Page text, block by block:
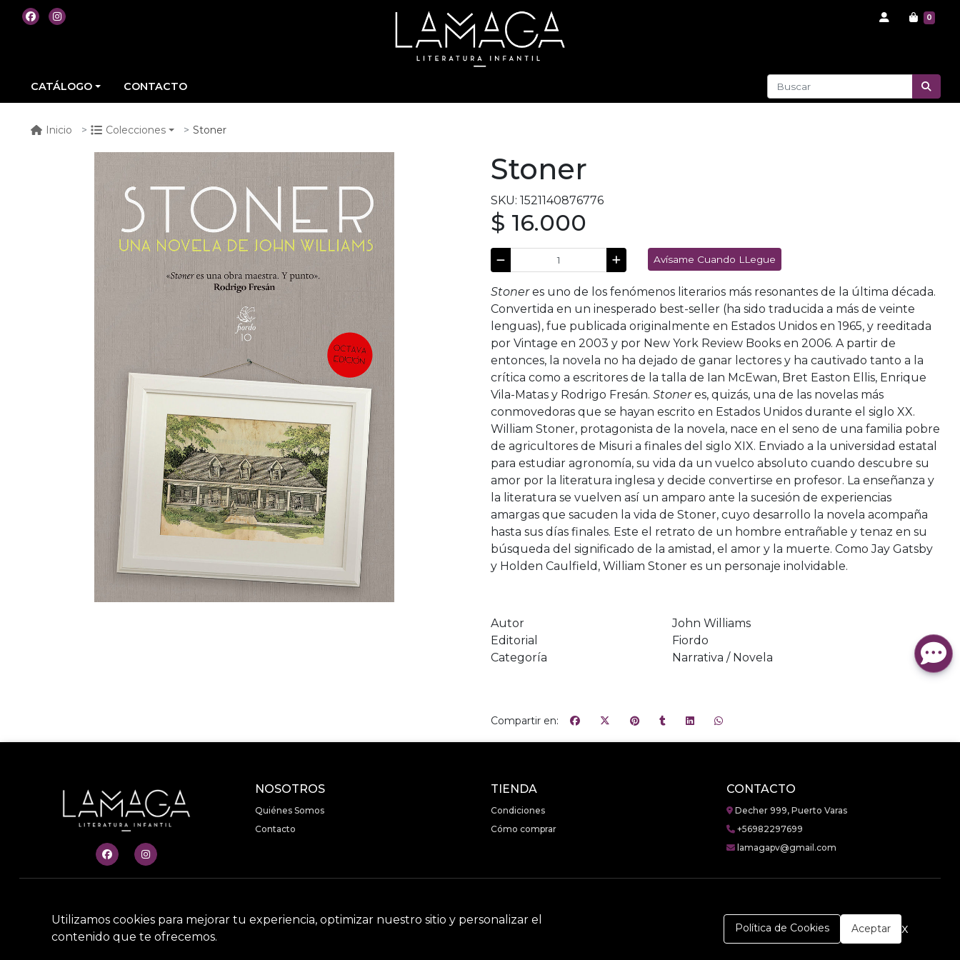
0
CATÁLOGO CONTACTO
Inicio Colecciones Stoner
Stoner
SKU: 1521140876776
$ 16.000
Avísame Cuando LLegue
Stoneres uno de los fenómenos literarios más resonantes de la última década.
Convertida en un inesperado best-seller (ha sido traducida a más de veinte
lenguas), fue publicada originalmente en Estados Unidos en 1965, y reeditada
por Vintage en 2003 y por New York Review Books en 2006. A partir de
entonces, la novela no ha dejado de ganar lectores y ha cautivado tanto a la
crítica como a escritores de la talla de Ian McEwan, Bret Easton Ellis, Enrique
Vila-Matas y Rodrigo Fresán. Stoneres, quizás, una de las novelas más
conmovedoras que se hayan escrito en Estados Unidos durante el siglo XX.
William Stoner, protagonista de la novela, nace en el seno de una familia pobre
de agricultores de Misuri a finales del siglo XIX. Enviado a la universidad estatal
para estudiar agronomía, su vida da un vuelco absoluto cuando descubre su
amor por la literatura inglesa y decide convertirse en profesor. La enseñanza y
la literatura se vuelven así un amparo ante la sucesión de experiencias
amargas que sacuden la vida de Stoner, cuyo desarrollo la novela acompaña
hasta sus días finales. Este el retrato de un hombre entrañable y tenaz en su
búsqueda del significado de la amistad, el amor y la muerte. Como Jay Gatsby
y Holden Caulfield, William Stoner es un personaje inolvidable.
Autor
John Williams
Editorial
Fiordo
Categoría
Narrativa / Novela
Compartir en:
NOSOTROS
Quiénes Somos
Contacto
TIENDA
Condiciones
Cómo comprar
CONTACTO
Decher 999, Puerto Varas
+56982297699
lamagapv@gmail.com
Utilizamos cookies para mejorar tu experiencia, optimizar nuestro sitio y personalizar el
contenido que te ofrecemos.
Política de Cookies Aceptar x